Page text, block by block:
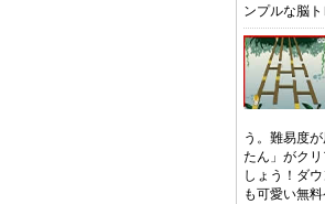
ンプルな脳
う。難易度
たん」がク
しょう！ダ
も可愛い無